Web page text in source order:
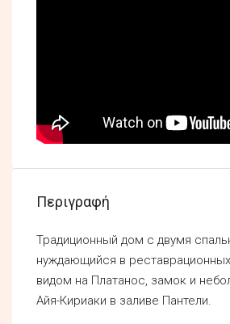
Περιγραφή
Традиционный дом с двумя
нуждающийся в
видом на Платанос, замок и
Айя-Кириаки в заливе Пантели.